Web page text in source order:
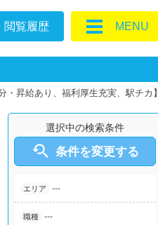
MENU
閲覧履歴
・昇給あり、福利厚生充実、駅チカ】
選択中の検索条件
 条件を変更する
エリア ---
職種 ---